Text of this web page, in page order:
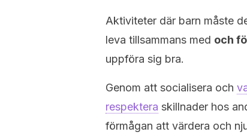
Aktiviteter där barn måste
leva tillsammans med och
uppföra sig bra.
Genom att socialisera och
respektera skillnader hos
förmågan att värdera och